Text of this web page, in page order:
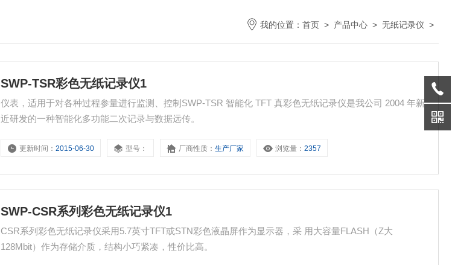
我的位置： 首页 > 产品中心 > 无纸记录仪 >
SWP-TSR彩色无纸记录仪1
仪表，适用于对各种过程参量进行监测、控制SWP-TSR 智能化 TFT 真彩色无纸记录仪是我公司 2004 年新
近研发的一种智能化多功能二次记录与数据远传。
更新时间：2015-06-30 型号： 厂商性质：生产厂家 浏览量：2357
SWP-CSR系列彩色无纸记录仪1
CSR系列彩色无纸记录仪采用5.7英寸TFT或STN彩色液晶屏作为显示器，采 用大容量FLASH（Z大
128Mbit）作为存储介质，结构小巧紧凑，性价比高。